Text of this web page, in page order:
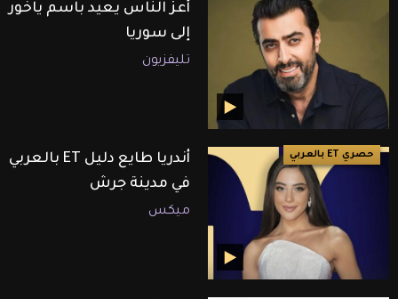
أعز الناس يعيد باسم ياخور
إلى سوريا
تليفزيون
حصري ET بالعربي
أندريا طايع دليل ET بالعربي
في مدينة جرش
ميكس